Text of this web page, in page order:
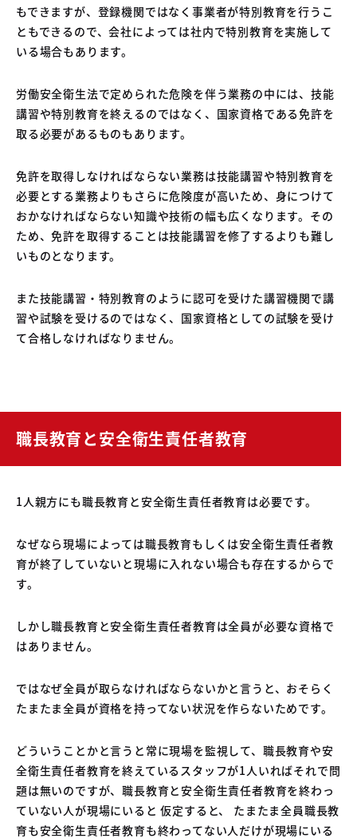
もできますが、登録機関ではなく事業者が特別教育を行うこ
ともできるので、会社によっては社内で特別教育を実施して
いる場合もあります。
労働安全衛生法で定められた危険を伴う業務の中には、技能
講習や特別教育を終えるのではなく、国家資格である免許を
取る必要があるものもあります。
免許を取得しなければならない業務は技能講習や特別教育を
必要とする業務よりもさらに危険度が高いため、身につけて
おかなければならない知識や技術の幅も広くなります。その
ため、免許を取得することは技能講習を修了するよりも難し
いものとなります。
また技能講習・特別教育のように認可を受けた講習機関で講
習や試験を受けるのではなく、国家資格としての試験を受け
て合格しなければなりません。
職長教育と安全衛生責任者教育
1人親方にも職長教育と安全衛生責任者教育は必要です。
なぜなら現場によっては職長教育もしくは安全衛生責任者教
育が終了していないと現場に入れない場合も存在するからで
す。
しかし職長教育と安全衛生責任者教育は全員が必要な資格で
はありません。
ではなぜ全員が取らなければならないかと言うと、おそらく
たまたま全員が資格を持ってない状況を作らないためです。
どういうことかと言うと常に現場を監視して、職長教育や安
全衛生責任者教育を終えているスタッフが1人いればそれで問
題は無いのですが、職長教育と安全衛生責任者教育を終わっ
ていない人が現場にいると 仮定すると、 たまたま全員職長教
育も安全衛生責任者教育も終わってない人だけが現場にいる